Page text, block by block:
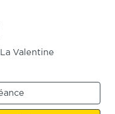
Valentine